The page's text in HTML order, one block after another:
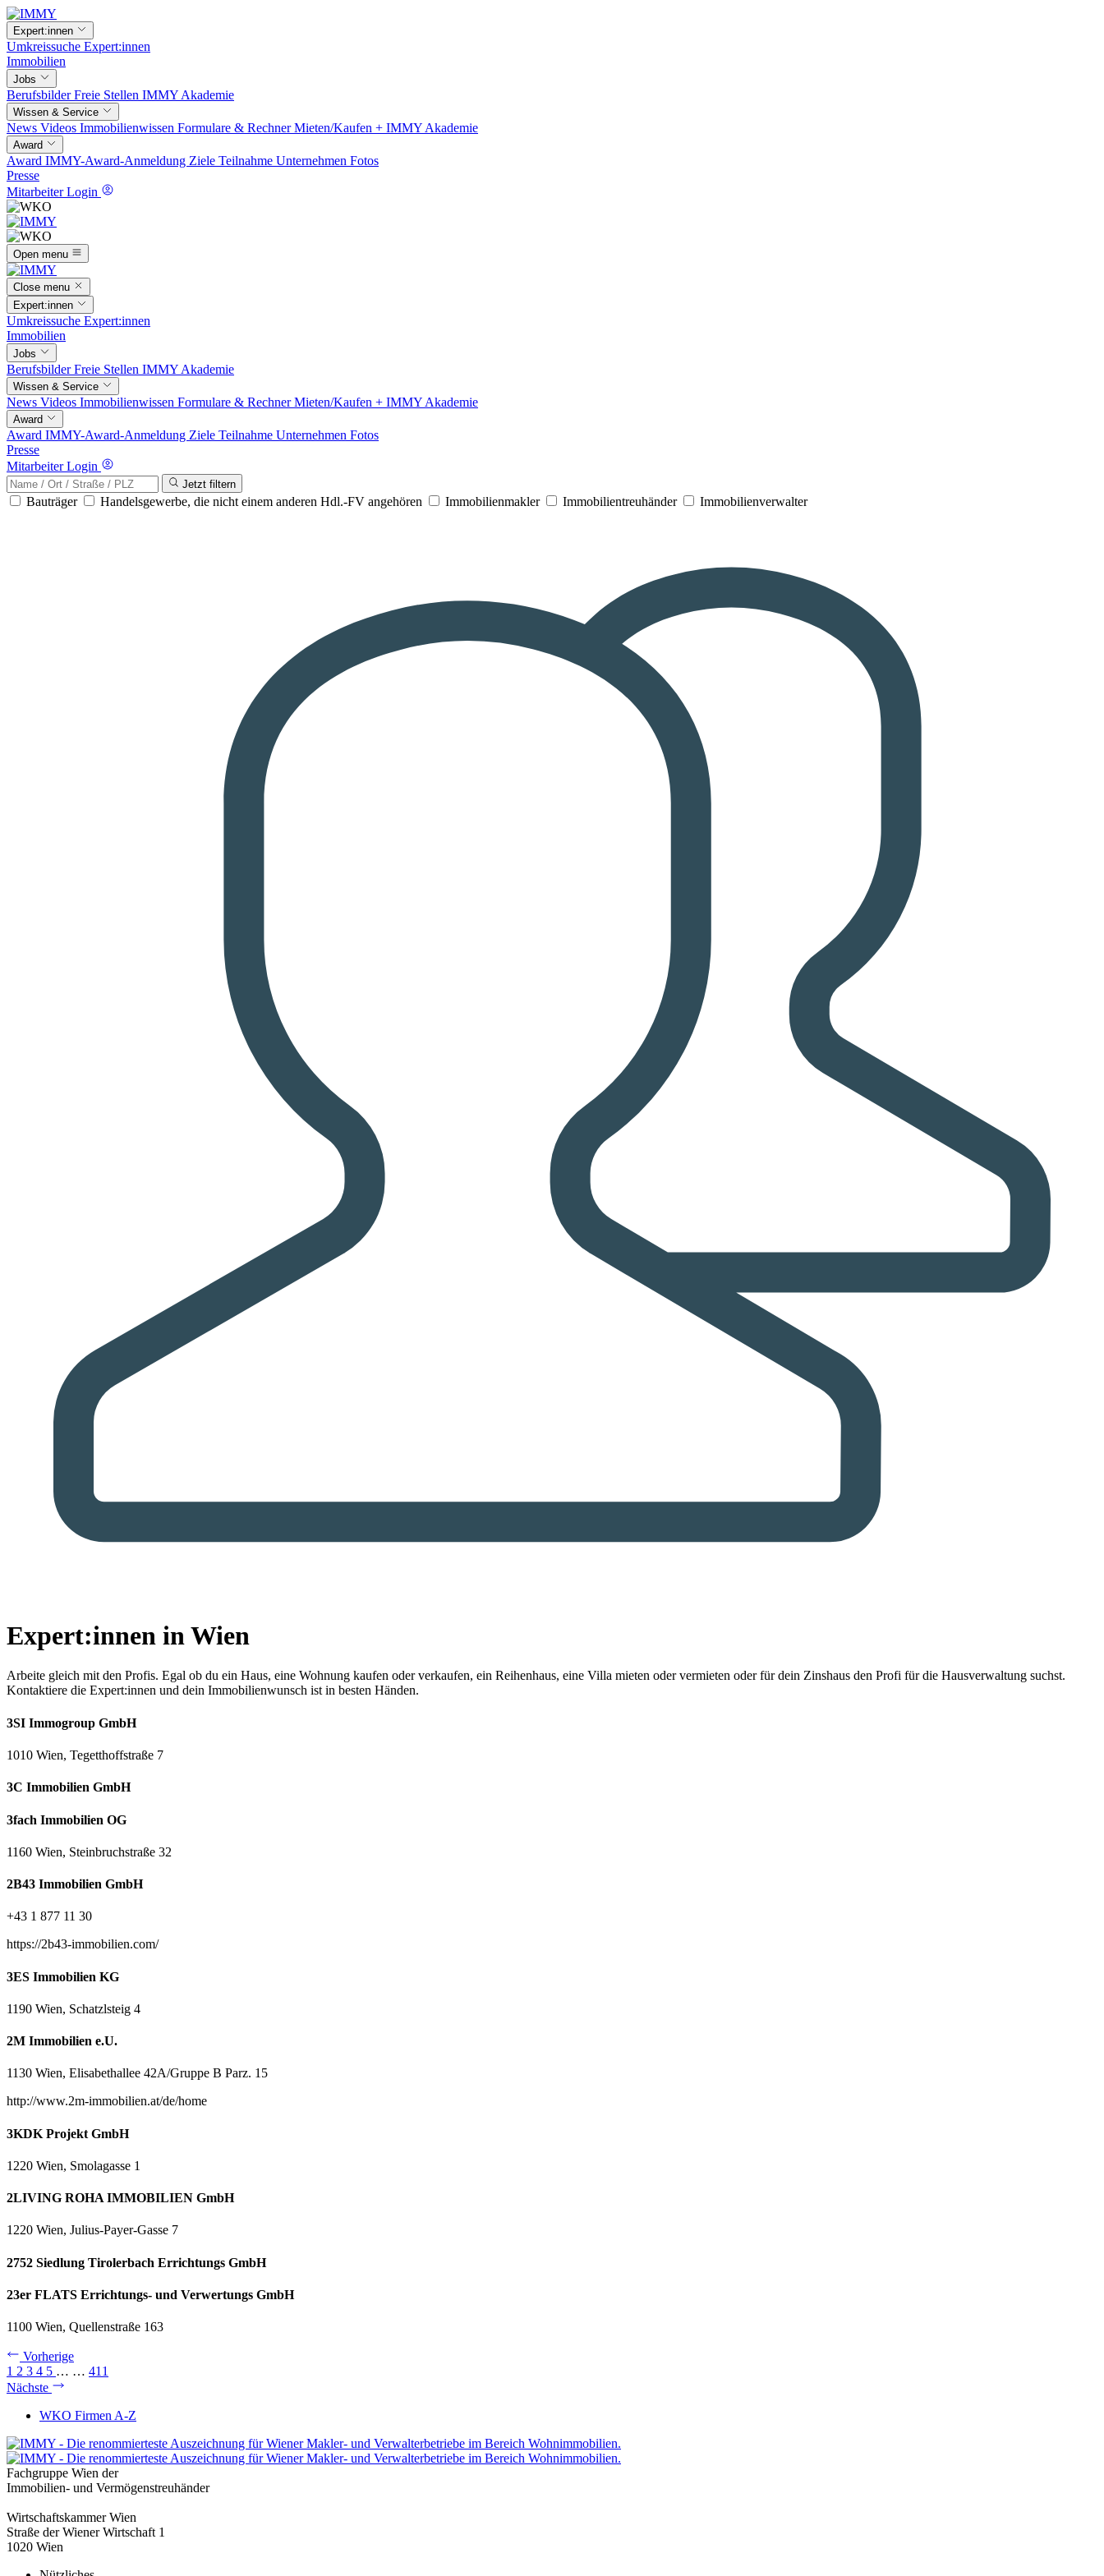
Expert:innen
Umkreissuche Expert:innen
Immobilien
Jobs
BerufsbilderFreie Stellen IMMY Akademie
Wissen & Service
News Videos Immobilienwissen Formulare & RechnerMieten/Kaufen + IMMY Akademie
Award
Award IMMY-Award-Anmeldung Ziele Teilnahme Unternehmen Fotos
Presse
Mitarbeiter Login
Open menu
Close menu
Expert:innen
Umkreissuche Expert:innen
Immobilien
Jobs
BerufsbilderFreie Stellen IMMY Akademie
Wissen & Service
News Videos Immobilienwissen Formulare & RechnerMieten/Kaufen + IMMY Akademie
Award
Award IMMY-Award-Anmeldung Ziele Teilnahme Unternehmen Fotos
Presse
Mitarbeiter Login
Jetzt filtern
Bauträger Handelsgewerbe, die nicht einem anderen Hdl.-FV angehören Immobilienmakler Immobilientreuhänder Immobilienverwalter
Expert:innen in Wien
Arbeite gleich mit den Profis. Egal ob du ein Haus, eine Wohnung kaufen oder verkaufen, ein Reihenhaus, eine Villa mieten oder vermieten oder für dein Zinshaus den Profi für die Hausverwaltung suchst.
Kontaktiere die Expert:innen und dein Immobilienwunsch ist in besten Händen.
3SI Immogroup GmbH
1010 Wien, Tegetthoffstraße 7
3C Immobilien GmbH
3fach Immobilien OG
1160 Wien, Steinbruchstraße 32
2B43 Immobilien GmbH
+43 1 877 11 30
https://2b43-immobilien.com/
3ES Immobilien KG
1190 Wien, Schatzlsteig 4
2M Immobilien e.U.
1130 Wien, Elisabethallee 42A/Gruppe B Parz. 15
http://www.2m-immobilien.at/de/home
3KDK Projekt GmbH
1220 Wien, Smolagasse 1
2LIVING ROHA IMMOBILIEN GmbH
1220 Wien, Julius-Payer-Gasse 7
2752 Siedlung Tirolerbach Errichtungs GmbH
23er FLATS Errichtungs- und Verwertungs GmbH
1100 Wien, Quellenstraße 163
Vorherige
1 2 3 4 5 … … 411
Nächste
WKO Firmen A-Z
Fachgruppe Wien der
Immobilien- und Vermögenstreuhänder
Wirtschaftskammer Wien
Straße der Wiener Wirtschaft 1
1020 Wien